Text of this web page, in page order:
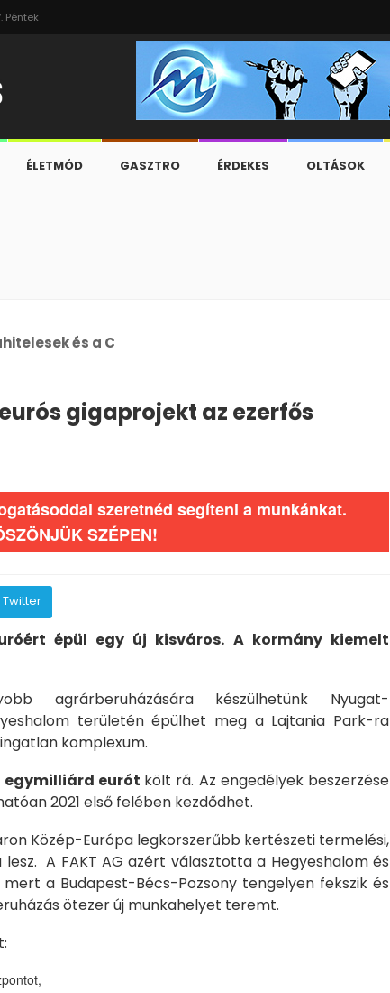
Péntek
ÉLETMÓD GASZTRO ÉRDEKES OLTÁSOK
és a C-630/23-as ügy
gigaprojekt az ezerfős
szeretnéd segíteni a munkánkat.
SZÉPEN!
Twitter
épül egy új kisváros. A kormány kiemelt
agrárberuházására készülhetünk Nyugat-
területén épülhet meg a Lajtania Park-ra
komplexum.
egymilliárd eurót költ rá. Az engedélyek beszerzése
2021 első felében kezdődhet.
Közép-Európa legkorszerűbb kertészeti termelési,
A FAKT AG azért választotta a Hegyeshalom és
a Budapest-Bécs-Pozsony tengelyen fekszik és
ötezer új munkahelyet teremt.